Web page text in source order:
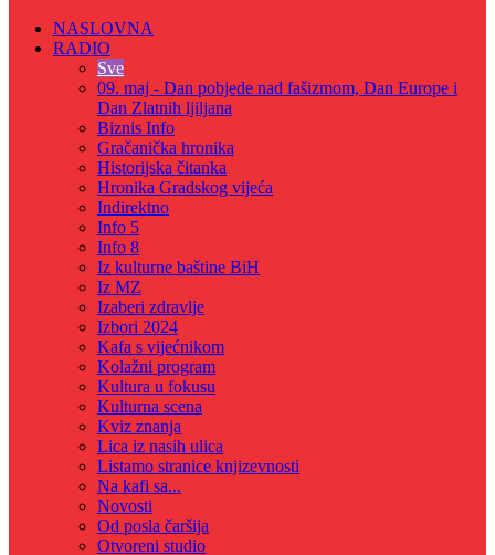
NASLOVNA
RADIO
Sve
09. maj - Dan pobjede nad fašizmom, Dan Europe i
Dan Zlatnih ljiljana
Biznis Info
Gračanička hronika
Historijska čitanka
Hronika Gradskog vijeća
Indirektno
Info 5
Info 8
Iz kulturne baštine BiH
Iz MZ
Izaberi zdravlje
Izbori 2024
Kafa s vijećnikom
Kolažni program
Kultura u fokusu
Kulturna scena
Kviz znanja
Lica iz nasih ulica
Listamo stranice knjizevnosti
Na kafi sa...
Novosti
Od posla čaršija
Otvoreni studio